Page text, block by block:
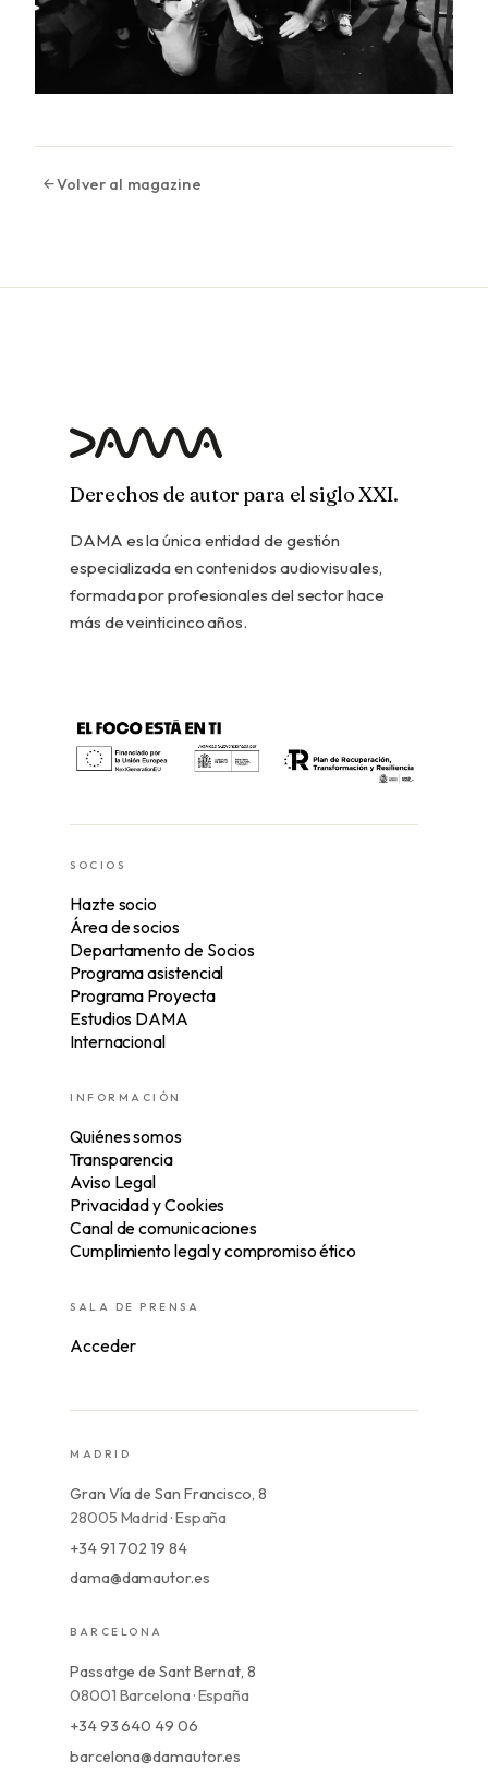
Volver al magazine
Derechos de autor para el siglo XXI.
DAMA es la única entidad de gestión
especializada en contenidos audiovisuales,
formada por profesionales del sector hace
más de veinticinco años.
SOCIOS
Hazte socio
Área de socios
Departamento de Socios
Programa asistencial
Programa Proyecta
Estudios DAMA
Internacional
INFORMACIÓN
Quiénes somos
Transparencia
Aviso Legal
Privacidad y Cookies
Canal de comunicaciones
Cumplimiento legal y compromiso ético
SALA DE PRENSA
Acceder
MADRID
Gran Vía de San Francisco, 8
28005 Madrid · España
+34 91 702 19 84
dama@damautor.es
BARCELONA
Passatge de Sant Bernat, 8
08001 Barcelona · España
+34 93 640 49 06
barcelona@damautor.es